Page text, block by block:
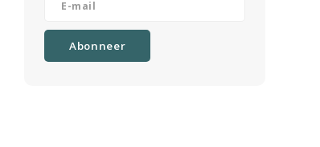
Abonneer